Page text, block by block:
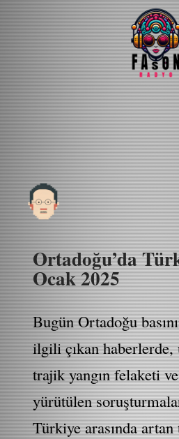
Ortadoğu’da
Ocak 2025
Bugün Ortadoğu
ilgili çıkan
trajik yangın felaketi
yürütülen
Türkiye arasında